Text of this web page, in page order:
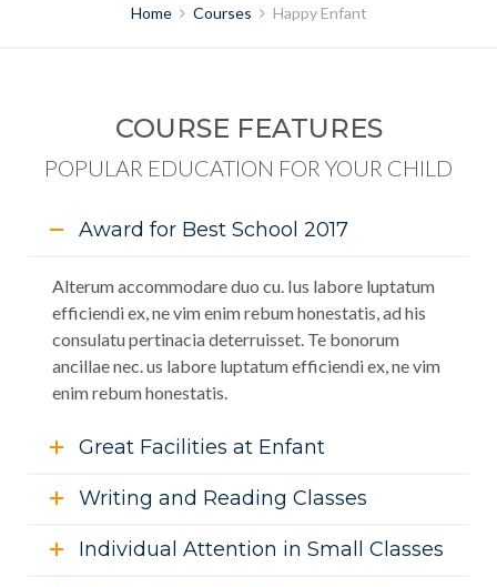
Home Courses Happy Enfant
COURSE FEATURES
POPULAR EDUCATION FOR YOUR CHILD
Award for Best School 2017
Alterum accommodare duo cu. Ius labore luptatum
efficiendi ex, ne vim enim rebum honestatis, ad his
consulatu pertinacia deterruisset. Te bonorum
ancillae nec. us labore luptatum efficiendi ex, ne vim
enim rebum honestatis.
Great Facilities at Enfant
Writing and Reading Classes
Individual Attention in Small Classes